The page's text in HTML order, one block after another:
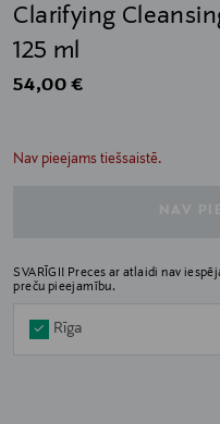
Clarifying
125 ml
Original Price
54,00 €
Nav pieejams tiešsaistē.
null
SVARĪGI! Preces ar atlaidi nav
preču pieejamību.
Rīga